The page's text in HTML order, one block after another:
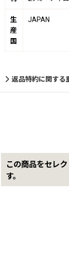
生
産
国
JAPAN
返品特約に関する
この商品をセレ
す。